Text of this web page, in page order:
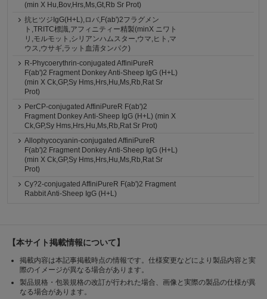
(min X Hu,Bov,Hrs,Ms,Gt,Rb Sr Prot)
抗ヒツジIgG(H+L),ロバ,F(ab')2フラグメン
ト,TRITC標識,アフィニティー精製(minX ニワト
リ,モルモット,シリアンハムスター,ウマ,ヒト,マ
ウス,ウサギ,ラット血清タンパク)
R-Phycoerythrin-conjugated AffiniPureR
F(ab')2 Fragment Donkey Anti-Sheep IgG (H+L)
(min X Ck,GP,Sy Hms,Hrs,Hu,Ms,Rb,Rat Sr
Prot)
PerCP-conjugated AffiniPureR F(ab')2
Fragment Donkey Anti-Sheep IgG (H+L) (min X
Ck,GP,Sy Hms,Hrs,Hu,Ms,Rb,Rat Sr Prot)
Allophycocyanin-conjugated AffiniPureR
F(ab')2 Fragment Donkey Anti-Sheep IgG (H+L)
(min X Ck,GP,Sy Hms,Hrs,Hu,Ms,Rb,Rat Sr
Prot)
Cy?2-conjugated AffiniPureR F(ab')2 Fragment
Rabbit Anti-Sheep IgG (H+L)
【本サイト掲載情報について】
掲載内容は本記事掲載時点の情報です。仕様変更などにより製品内容と実
際のイメージが異なる場合があります。
製品規格・包装規格の改訂が行われた場合、画像と実際の製品の仕様が異
なる場合があります。